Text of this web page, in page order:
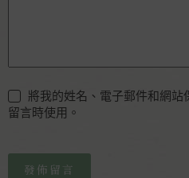
將我的姓名、電子郵件和網
留言時使用。
發佈留言